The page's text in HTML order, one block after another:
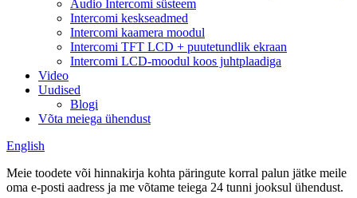
Audio Intercomi süsteem
Intercomi keskseadmed
Intercomi kaamera moodul
Intercomi TFT LCD + puutetundlik ekraan
Intercomi LCD-moodul koos juhtplaadiga
Video
Uudised
Blogi
Võta meiega ühendust
English
Meie toodete või hinnakirja kohta päringute korral palun jätke meile
oma e-posti aadress ja me võtame teiega 24 tunni jooksul ühendust.